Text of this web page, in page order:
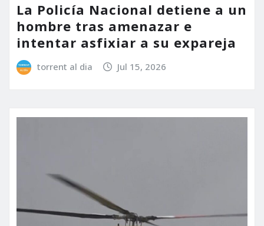
La Policía Nacional detiene a un
hombre tras amenazar e
intentar asfixiar a su expareja
torrent al dia Jul 15, 2026